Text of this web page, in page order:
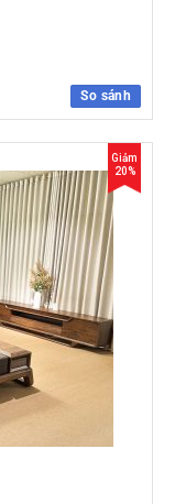
So sánh
Giảm
20%